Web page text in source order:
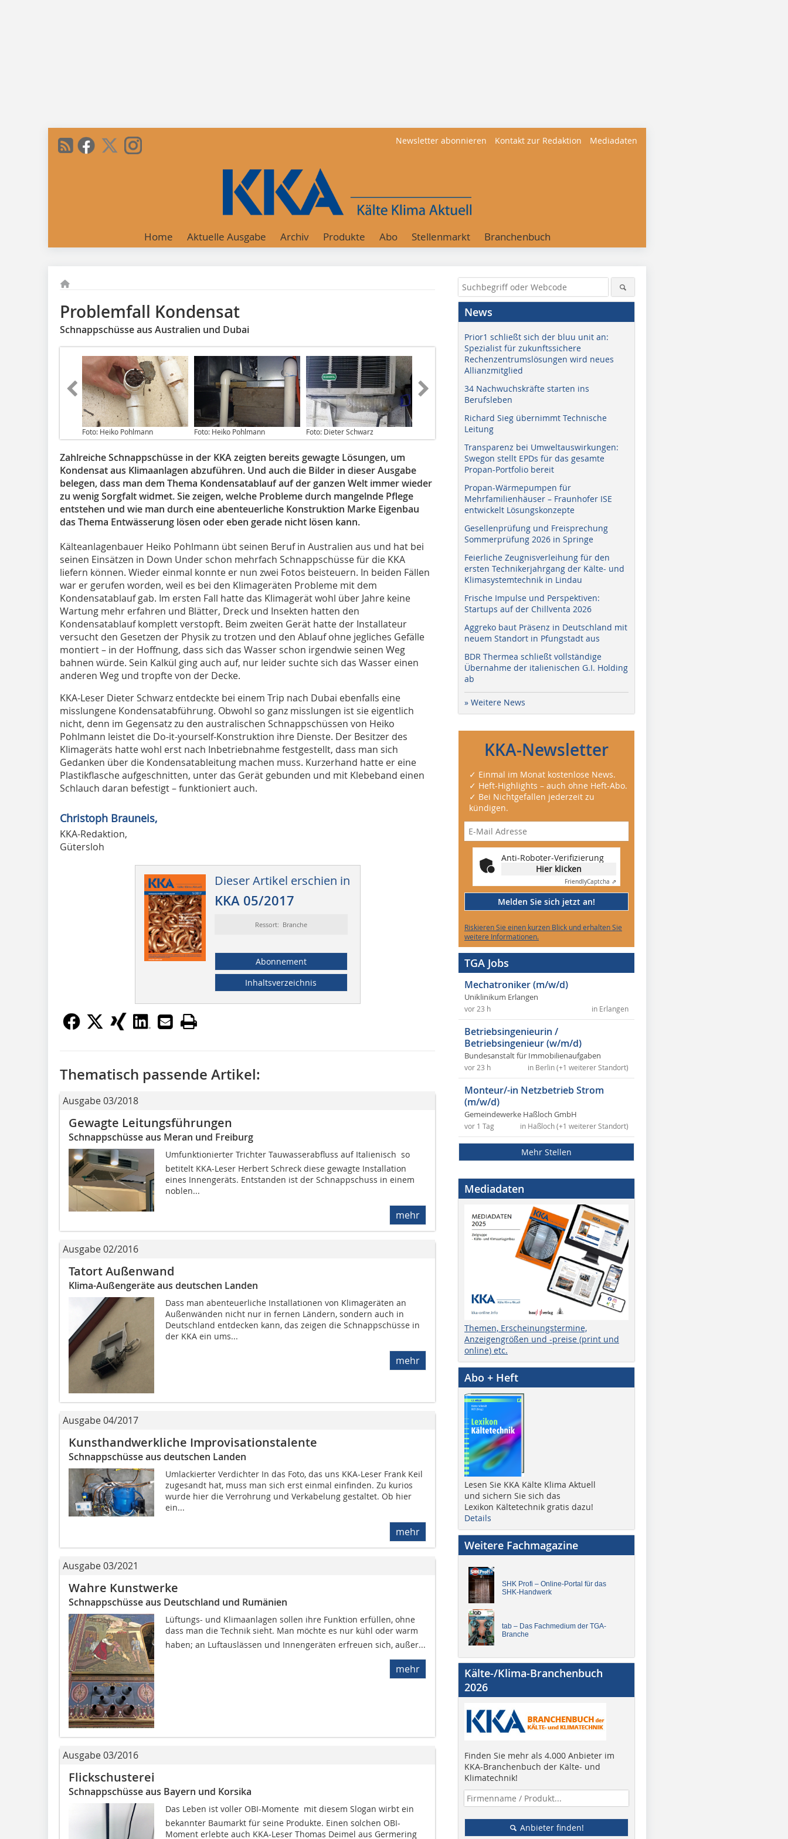
Newsletter abonnieren Kontakt zur Redaktion Mediadaten
Home Aktuelle Ausgabe Archiv Produkte Abo Stellenmarkt Branchenbuch
Problemfall Kondensat
Schnappschüsse aus Australien und Dubai
Foto: Heiko Pohlmann Foto: Heiko Pohlmann Foto: Dieter Schwarz
Zahlreiche Schnappschüsse in der KKA zeigten bereits gewagte Lösungen, um
Kondensat aus Klimaanlagen abzuführen. Und auch die Bilder in dieser Ausgabe
belegen, dass man dem Thema Kondensatablauf auf der ganzen Welt immer wieder
zu wenig Sorgfalt widmet. Sie zeigen, welche Probleme durch mangelnde Pflege
entstehen und wie man durch eine abenteuerliche Konstruktion Marke Eigenbau
das Thema Entwässerung lösen oder eben gerade nicht lösen kann.
Kälteanlagenbauer Heiko Pohlmann übt seinen Beruf in Australien aus und hat bei
seinen Einsätzen in Down Under schon mehrfach Schnappschüsse für die KKA
liefern können. Wieder einmal konnte er nun zwei Fotos beisteuern. In beiden Fällen
war er gerufen worden, weil es bei den Klimageräten Probleme mit dem
Kondensatablauf gab. Im ersten Fall hatte das Klimagerät wohl über Jahre keine
Wartung mehr erfahren und Blätter, Dreck und Insekten hatten den
Kondensatablauf komplett verstopft. Beim zweiten Gerät hatte der Installateur
versucht den Gesetzen der Physik zu trotzen und den Ablauf ohne jegliches Gefälle
montiert – in der Hoffnung, dass sich das Wasser schon irgendwie seinen Weg
bahnen würde. Sein Kalkül ging auch auf, nur leider suchte sich das Wasser einen
anderen Weg und tropfte von der Decke.
KKA-Leser Dieter Schwarz entdeckte bei einem Trip nach Dubai ebenfalls eine
misslungene Kondensatabführung. Obwohl so ganz misslungen ist sie eigentlich
nicht, denn im Gegensatz zu den australischen Schnappschüssen von Heiko
Pohlmann leistet die Do-it-yourself-Konstruktion ihre Dienste. Der Besitzer des
Klimageräts hatte wohl erst nach Inbetriebnahme festgestellt, dass man sich
Gedanken über die Kondensatableitung machen muss. Kurzerhand hatte er eine
Plastikflasche aufgeschnitten, unter das Gerät gebunden und mit Klebeband einen
Schlauch daran befestigt – funktioniert auch.
Christoph Brauneis,
KKA-Redaktion,
Gütersloh
Dieser Artikel erschien in
KKA 05/2017
Ressort: Branche
Abonnement
Inhaltsverzeichnis
Thematisch passende Artikel:
Ausgabe 03/2018
Gewagte Leitungsführungen
Schnappschüsse aus Meran und Freiburg
Umfunktionierter Trichter Tauwasserabfluss auf Italienisch  so
betitelt KKA-Leser Herbert Schreck diese gewagte Installation
eines Innengeräts. Entstanden ist der Schnappschuss in einem
noblen...
mehr
Ausgabe 02/2016
Tatort Außenwand
Klima-Außengeräte aus deutschen Landen
Dass man abenteuerliche Installationen von Klimageräten an
Außenwänden nicht nur in fernen Ländern, sondern auch in
Deutschland entdecken kann, das zeigen die Schnappschüsse in
der KKA ein ums...
mehr
Ausgabe 04/2017
Kunsthandwerkliche Improvisationstalente
Schnappschüsse aus deutschen Landen
Umlackierter Verdichter In das Foto, das uns KKA-Leser Frank Keil
zugesandt hat, muss man sich erst einmal einfinden. Zu kurios
wurde hier die Verrohrung und Verkabelung gestaltet. Ob hier
ein...
mehr
Ausgabe 03/2021
Wahre Kunstwerke
Schnappschüsse aus Deutschland und Rumänien
Lüftungs- und Klimaanlagen sollen ihre Funktion erfüllen, ohne
dass man die Technik sieht. Man möchte es nur kühl oder warm
haben; an Luftauslässen und Innengeräten erfreuen sich, außer...
mehr
Ausgabe 03/2016
Flickschusterei
Schnappschüsse aus Bayern und Korsika
Das Leben ist voller OBI-Momente  mit diesem Slogan wirbt ein
bekannter Baumarkt für seine Produkte. Einen solchen OBI-
Moment erlebte auch KKA-Leser Thomas Deimel aus Germering
News
Prior1 schließt sich der bluu unit an:
Spezialist für zukunftssichere
Rechenzentrumslösungen wird neues
Allianzmitglied
34 Nachwuchskräfte starten ins
Berufsleben
Richard Sieg übernimmt Technische
Leitung
Transparenz bei Umweltauswirkungen:
Swegon stellt EPDs für das gesamte
Propan-Portfolio bereit
Propan-Wärmepumpen für
Mehrfamilienhäuser – Fraunhofer ISE
entwickelt Lösungskonzepte
Gesellenprüfung und Freisprechung
Sommerprüfung 2026 in Springe
Feierliche Zeugnisverleihung für den
ersten Technikerjahrgang der Kälte- und
Klimasystemtechnik in Lindau
Frische Impulse und Perspektiven:
Startups auf der Chillventa 2026
Aggreko baut Präsenz in Deutschland mit
neuem Standort in Pfungstadt aus
BDR Thermea schließt vollständige
Übernahme der italienischen G.I. Holding
ab
» Weitere News
KKA-Newsletter
✓ Einmal im Monat kostenlose News.
✓ Heft-Highlights – auch ohne Heft-Abo.
✓ Bei Nichtgefallen jederzeit zu
kündigen.
Anti-Roboter-Verifizierung
Hier klicken
FriendlyCaptcha ⇗
Melden Sie sich jetzt an!
Riskieren Sie einen kurzen Blick und erhalten Sie
weitere Informationen.
TGA Jobs
Mechatroniker (m/w/d)
Uniklinikum Erlangen
in Erlangen
vor 23 h
Betriebsingenieurin /
Betriebsingenieur (w/m/d)
Bundesanstalt für Immobilienaufgaben
in Berlin (+1 weiterer Standort)
vor 23 h
Monteur/-in Netzbetrieb Strom
(m/w/d)
Gemeindewerke Haßloch GmbH
in Haßloch (+1 weiterer Standort)
vor 1 Tag
Mehr Stellen
Mediadaten
Themen, Erscheinungstermine,
Anzeigengrößen und -preise (print und
online) etc.
Abo + Heft
Lesen Sie KKA Kälte Klima Aktuell
und sichern Sie sich das
Lexikon Kältetechnik gratis dazu!
Details
Weitere Fachmagazine
SHK Profi – Online-Portal für das
SHK-Handwerk
tab – Das Fachmedium der TGA-
Branche
Kälte-/Klima-Branchenbuch
2026
Finden Sie mehr als 4.000 Anbieter im
KKA-Branchenbuch der Kälte- und
Klimatechnik!
Anbieter finden!